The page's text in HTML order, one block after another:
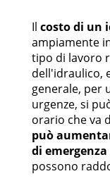
Il costo di un
ampiamente
tipo di lavoro
dell'idraulico,
generale, per
urgenze, si
orario che va
può
di
possono